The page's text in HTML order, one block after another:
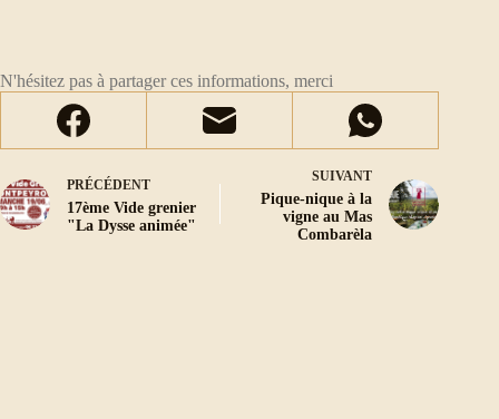
N'hésitez pas à partager ces informations, merci
PRÉCÉDENT
17ème Vide grenier
"La Dysse animée"
SUIVANT
Pique-nique à la
vigne au Mas
Combarèla